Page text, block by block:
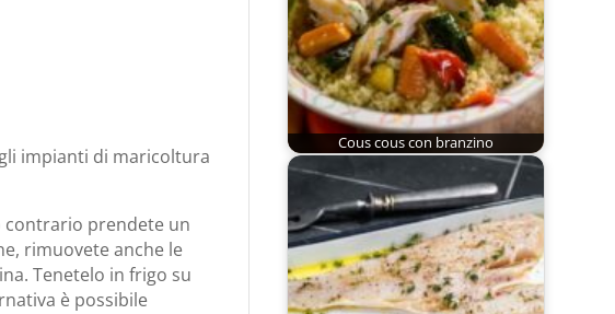
impianti di maricoltura
contrario prendete un
rimuovete anche le
Tenetelo in frigo su
è possibile
Cous cous con branzino